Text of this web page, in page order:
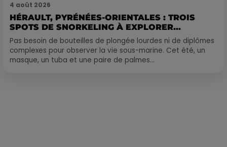
4 août 2026
HÉRAULT, PYRÉNÉES-ORIENTALES : TROIS
SPOTS DE SNORKELING À EXPLORER...
Pas besoin de bouteilles de plongée lourdes ni de diplômes
complexes pour observer la vie sous-marine. Cet été, un
masque, un tuba et une paire de palmes...